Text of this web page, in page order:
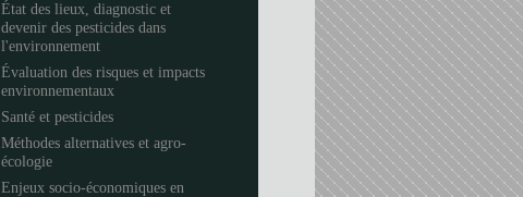
État des lieux, diagnostic et
devenir des pesticides dans
l'environnement
Évaluation des risques et impacts
environnementaux
Santé et pesticides
Méthodes alternatives et agro-
écologie
Enjeux socio-économiques en